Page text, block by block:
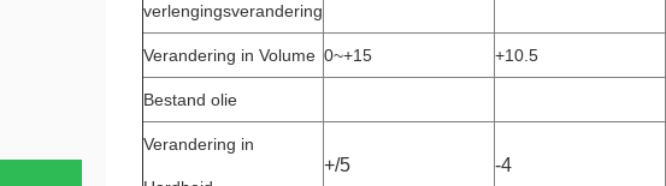
verlengingsverandering
Verandering in Volume 0~+15 +10.5
Bestand olie
Verandering in
+/5 -4